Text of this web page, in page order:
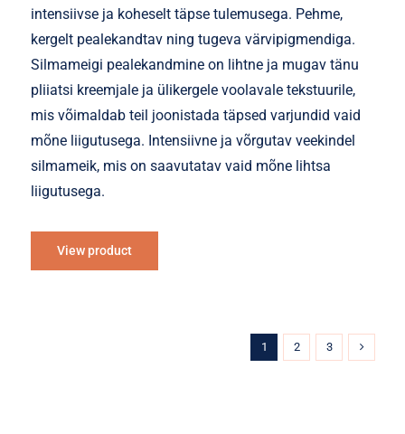
intensiivse ja koheselt täpse tulemusega. Pehme,
kergelt pealekandtav ning tugeva värvipigmendiga.
Silmameigi pealekandmine on lihtne ja mugav tänu
pliiatsi kreemjale ja ülikergele voolavale tekstuurile,
mis võimaldab teil joonistada täpsed varjundid vaid
mõne liigutusega. Intensiivne ja võrgutav veekindel
silmameik, mis on saavutatav vaid mõne lihtsa
liigutusega.
View product
1 2 3